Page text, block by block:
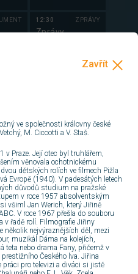
FILM
12:30 ZPRÁVY
Zprávy
ZPRÁVY
Studio ČT24
13:30 ZPRÁVY
Zprávy
13:33 ZPRÁVY
Studio ČT24
ve společnosti královny české
M. Ciccotti a V. Staš.
v Praze. Její otec byl truhlářem,
věnovala ochotnickému
dětských rolích ve filmech Pižla
Evropě (1940). V padesátých letech
důvodů studium na pražské
v roce 1957 absolventským
všiml Jan Werich, který Jiřině
V roce 1967 přešla do souboru
v řadě rolí. Filmografie Jiřiny
několik nejvýraznějších děl, mezi
muzikál Dáma na kolejích,
teta nebo drama Fany, přičemž v
Českého lva. Jiřina
práci pro televizi a diváci si jistě